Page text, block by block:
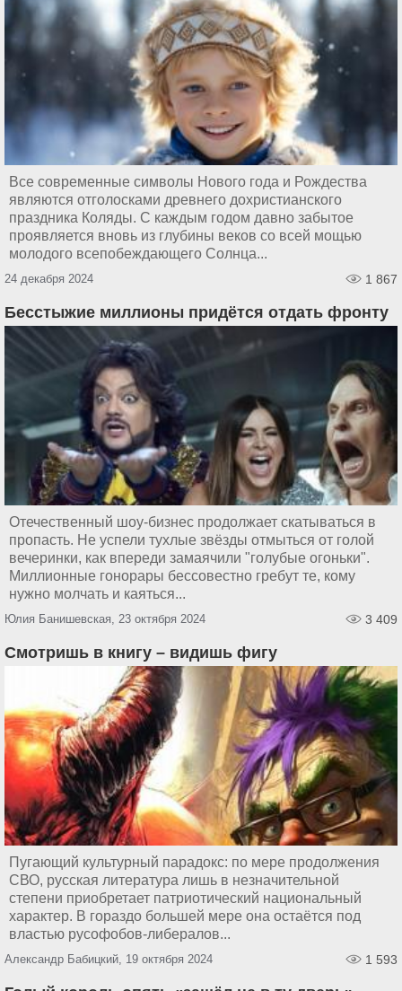
Все современные символы Нового года и Рождества
являются отголосками древнего дохристианского
праздника Коляды. С каждым годом давно забытое
проявляется вновь из глубины веков со всей мощью
молодого всепобеждающего Солнца...
24 декабря 2024 1 867
Бесстыжие миллионы придётся отдать фронту
Отечественный шоу-бизнес продолжает скатываться в
пропасть. Не успели тухлые звёзды отмыться от голой
вечеринки, как впереди замаячили "голубые огоньки".
Миллионные гонорары бессовестно гребут те, кому
нужно молчать и каяться...
Юлия Банишевская, 23 октября 2024 3 409
Смотришь в книгу – видишь фигу
Пугающий культурный парадокс: по мере продолжения
СВО, русская литература лишь в незначительной
степени приобретает патриотический национальный
характер. В гораздо большей мере она остаётся под
властью русофобов-либералов...
Александр Бабицкий, 19 октября 2024 1 593